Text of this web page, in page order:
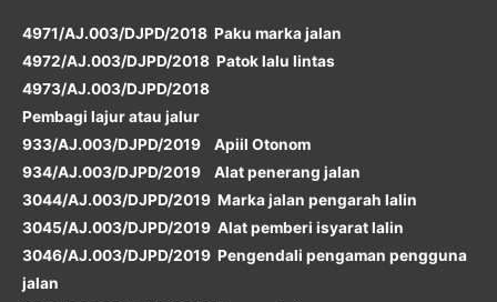
4971/AJ.003/DJPD/2018 Paku marka jalan
4972/AJ.003/DJPD/2018 Patok lalu lintas
4973/AJ.003/DJPD/2018
Pembagi lajur atau jalur
933/AJ.003/DJPD/2019 Apiil Otonom
934/AJ.003/DJPD/2019 Alat penerang jalan
3044/AJ.003/DJPD/2019 Marka jalan pengarah lalin
3045/AJ.003/DJPD/2019 Alat pemberi isyarat lalin
3046/AJ.003/DJPD/2019 Pengendali pengaman pengguna
jalan